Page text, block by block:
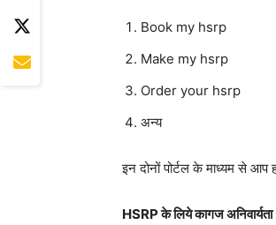
Book my hsrp
Make my hsrp
Order your hsrp
अन्य
इन दोनों पोर्टल के माध्यम से
HSRP के लिये कागज अनिवार्यता